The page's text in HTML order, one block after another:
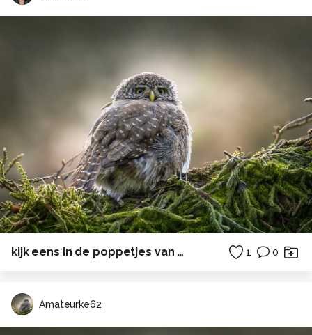
kijk eens in de poppetjes van mijn ogen... 1 0
Amateurke62